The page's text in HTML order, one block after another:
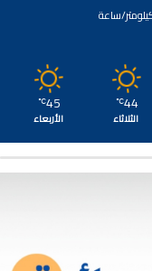
44
℃
الثلاثاء
45
℃
الأربعاء